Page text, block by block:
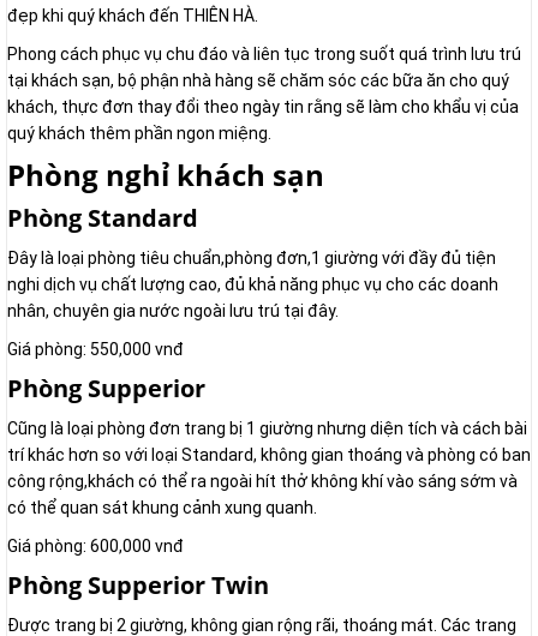
đẹp khi quý khách đến THIÊN HÀ.
Phong cách phục vụ chu đáo và liên tục trong suốt quá trình lưu trú
tại khách sạn, bộ phận nhà hàng sẽ chăm sóc các bữa ăn cho quý
khách, thực đơn thay đổi theo ngày tin rằng sẽ làm cho khẩu vị của
quý khách thêm phần ngon miệng.
Phòng nghỉ khách sạn
Phòng Standard
Đây là loại phòng tiêu chuẩn,phòng đơn,1 giường với đầy đủ tiện
nghi dịch vụ chất lượng cao, đủ khả năng phục vụ cho các doanh
nhân, chuyên gia nước ngoài lưu trú tại đây.
Giá phòng: 550,000 vnđ
Phòng Supperior
Cũng là loại phòng đơn trang bị 1 giường nhưng diện tích và cách bài
trí khác hơn so với loại Standard, không gian thoáng và phòng có ban
công rộng,khách có thể ra ngoài hít thở không khí vào sáng sớm và
có thể quan sát khung cảnh xung quanh.
Giá phòng: 600,000 vnđ
Phòng Supperior Twin
Được trang bị 2 giường, không gian rộng rãi, thoáng mát. Các trang